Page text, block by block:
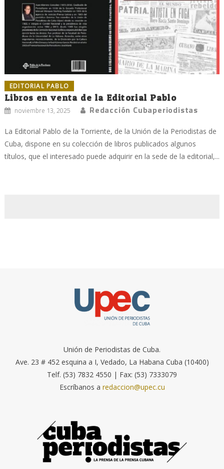
EDITORIAL PABLO
Libros en venta de la Editorial Pablo
noviembre 13, 2025 Redacción Cubaperiodistas
La Editorial Pablo de la Torriente, de la Unión de la Periodistas de
Cuba, dispone en su colección de libros publicados algunos
títulos, que el interesado puede adquirir en la sede de la editorial,...
Unión de Periodistas de Cuba.
Ave. 23 # 452 esquina a I, Vedado, La Habana Cuba (10400)
Telf. (53) 7832 4550 | Fax: (53) 7333079
Escríbanos a redaccion@upec.cu